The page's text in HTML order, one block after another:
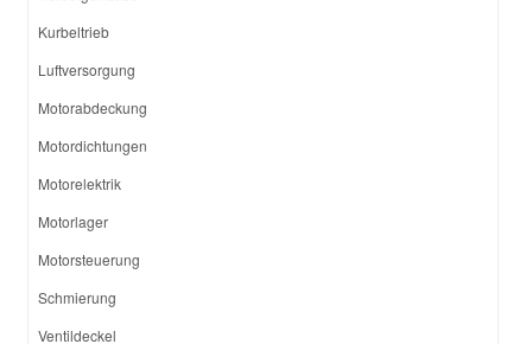
Kurbeltrieb
Luftversorgung
Motorabdeckung
Motordichtungen
Motorelektrik
Motorlager
Motorsteuerung
Schmierung
Ventildeckel